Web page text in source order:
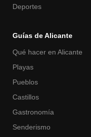
Deportes
Guías de Alicante
Qué hacer en Alicante
Playas
Pueblos
Castillos
Gastronomía
Senderismo